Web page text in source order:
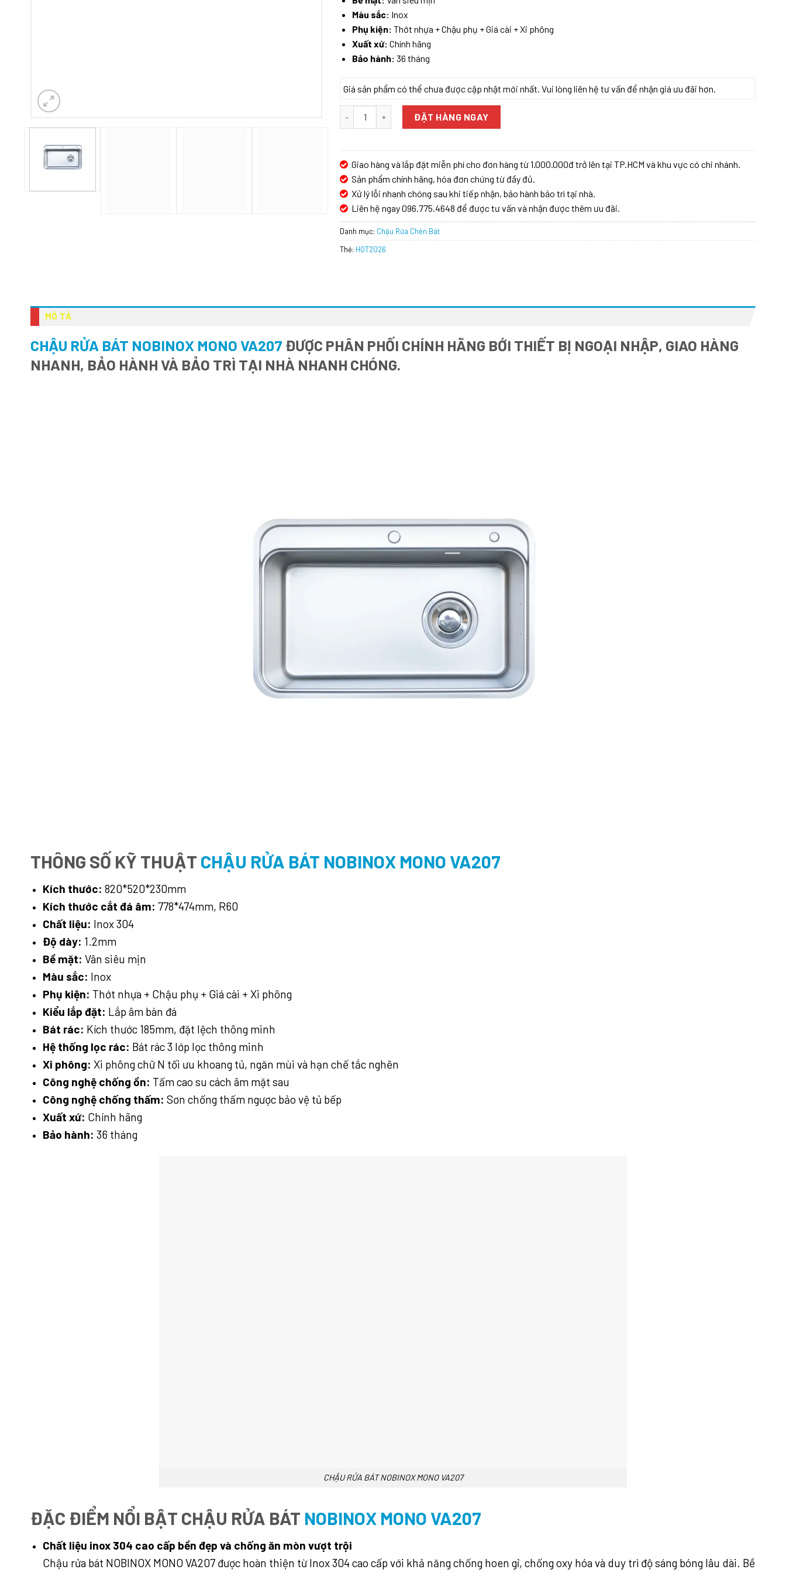
Màu sắc: Inox
Phụ kiện: Thớt nhựa + Chậu phụ + Giá cài + Xi phông
Xuất xứ: Chính hãng
Bảo hành: 36 tháng
Giá sản phẩm có thể chưa được cập nhật mới nhất. Vui lòng liên hệ tư vấn để nhận giá ưu đãi hơn.
CHẬU RỬA BÁT NOBINOX MONO VA207 số lượng
ĐẶT HÀNG NGAY
Giao hàng và lắp đặt miễn phí cho đơn hàng từ 1.000.000đ trở lên tại TP.HCM và khu vực có chi nhánh.
Sản phẩm chính hãng, hóa đơn chứng từ đầy đủ.
Xử lý lỗi nhanh chóng sau khi tiếp nhận, bảo hành bảo trì tại nhà.
Liên hệ ngay 096.775.4648 để được tư vấn và nhận được thêm ưu đãi.
Danh mục: Chậu Rửa Chén Bát
Thẻ: HOT2026
MÔ TẢ
CHẬU RỬA BÁT NOBINOX MONO VA207 ĐƯỢC PHÂN PHỐI CHÍNH HÃNG BỚI THIẾT BỊ NGOẠI NHẬP, GIAO HÀNG
NHANH, BẢO HÀNH VÀ BẢO TRÌ TẠI NHÀ NHANH CHÓNG.
THÔNG SỐ KỸ THUẬT CHẬU RỬA BÁT NOBINOX MONO VA207
Kích thước: 820*520*230mm
Kích thước cắt đá âm: 778*474mm, R60
Chất liệu: Inox 304
Độ dày: 1.2mm
Bề mặt: Vân siêu mịn
Màu sắc: Inox
Phụ kiện: Thớt nhựa + Chậu phụ + Giá cài + Xi phông
Kiểu lắp đặt: Lắp âm bàn đá
Bát rác: Kích thước 185mm, đặt lệch thông minh
Hệ thống lọc rác: Bát rác 3 lớp lọc thông minh
Xi phông: Xi phông chữ N tối ưu khoang tủ, ngăn mùi và hạn chế tắc nghẽn
Công nghệ chống ồn: Tấm cao su cách âm mặt sau
Công nghệ chống thấm: Sơn chống thấm ngược bảo vệ tủ bếp
Xuất xứ: Chính hãng
Bảo hành: 36 tháng
CHẬU RỬA BÁT NOBINOX MONO VA207
ĐẶC ĐIỂM NỔI BẬT CHẬU RỬA BÁT NOBINOX MONO VA207
Chất liệu inox 304 cao cấp bền đẹp và chống ăn mòn vượt trội
Chậu rửa bát NOBINOX MONO VA207 được hoàn thiện từ Inox 304 cao cấp với khả năng chống hoen gỉ, chống oxy hóa và duy trì độ sáng bóng lâu dài. Bề